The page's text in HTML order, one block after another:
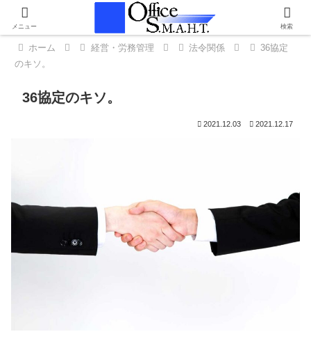
ホーム 経営・労務管理 法令関係
36協定
のキソ。
36協定のキソ。
2021.12.03 2021.12.17
メニュー 検索